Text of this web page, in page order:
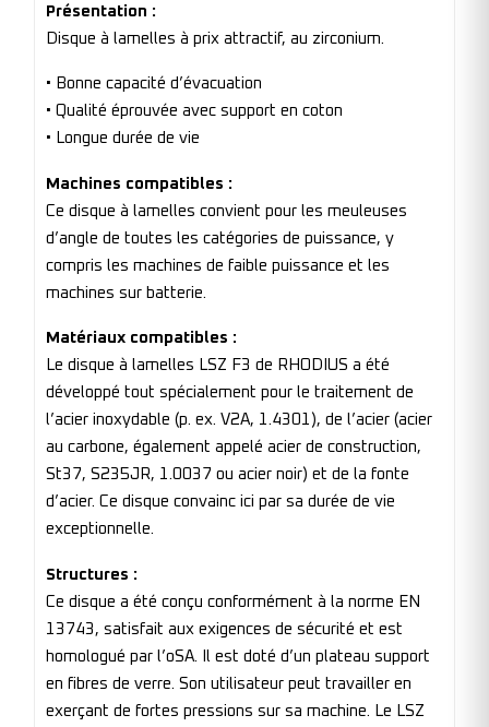
Présentation :
Disque à lamelles à prix attractif, au zirconium.
• Bonne capacité d’évacuation
• Qualité éprouvée avec support en coton
• Longue durée de vie
Machines compatibles :
Ce disque à lamelles convient pour les meuleuses
d’angle de toutes les catégories de puissance, y
compris les machines de faible puissance et les
machines sur batterie.
Matériaux compatibles :
Le disque à lamelles LSZ F3 de RHODIUS a été
développé tout spécialement pour le traitement de
l’acier inoxydable (p. ex. V2A, 1.4301), de l’acier (acier
au carbone, également appelé acier de construction,
St37, S235JR, 1.0037 ou acier noir) et de la fonte
d’acier. Ce disque convainc ici par sa durée de vie
exceptionnelle.
Structures :
Ce disque a été conçu conformément à la norme EN
13743, satisfait aux exigences de sécurité et est
homologué par l’oSA. Il est doté d’un plateau support
en fibres de verre. Son utilisateur peut travailler en
exerçant de fortes pressions sur sa machine. Le LSZ